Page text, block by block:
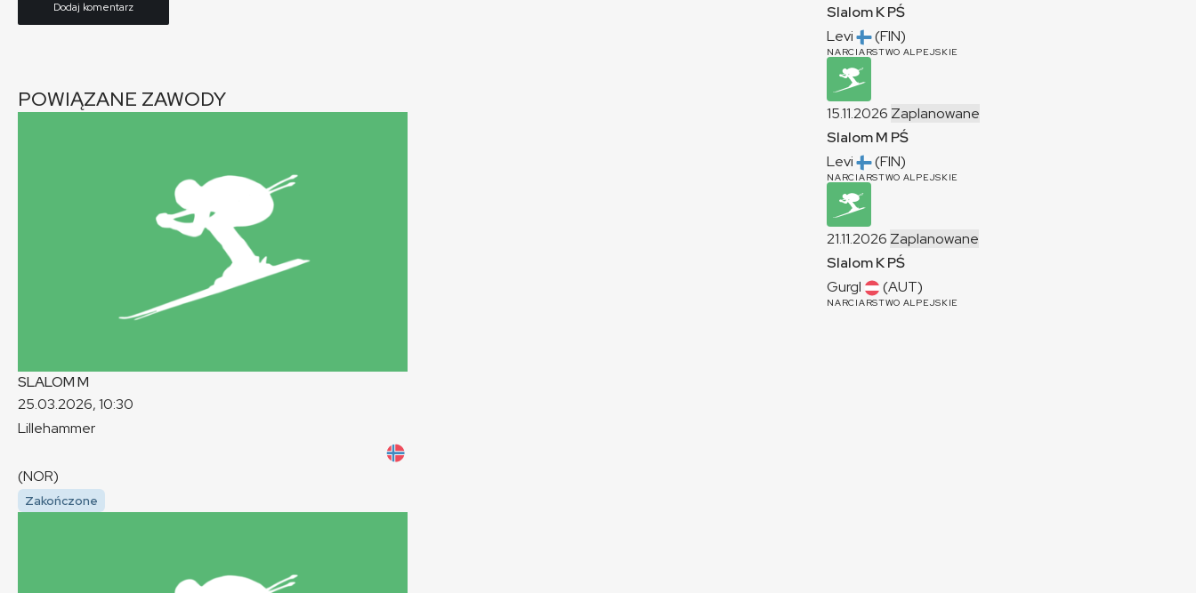
POWIĄZANE ZAWODY
SLALOMM
25.03.2026, 10:30
Lillehammer
(NOR)
Zakończone
SlalomKPŚ
Levi
(FIN)
NARCIARSTWO ALPEJSKIE
15.11.2026 Zaplanowane
SlalomM PŚ
Levi
(FIN)
NARCIARSTWO ALPEJSKIE
21.11.2026 Zaplanowane
SlalomKPŚ
Gurgl
(AUT)
NARCIARSTWO ALPEJSKIE